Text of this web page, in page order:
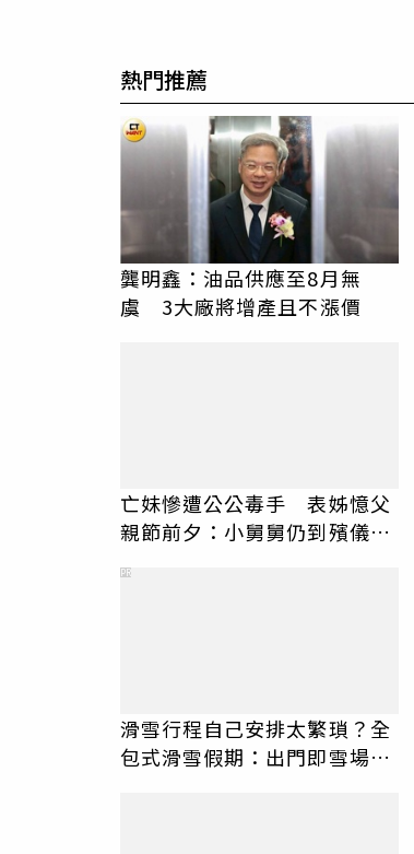
熱門推薦
龔明鑫：油品供應至8月無
虞 3大廠將增產且不漲價
亡妹慘遭公公毒手 表姊憶父
親節前夕：小舅舅仍到殯儀館
滑雪行程自己安排太繁瑣？全
包式滑雪假期：出門即雪場，
PR